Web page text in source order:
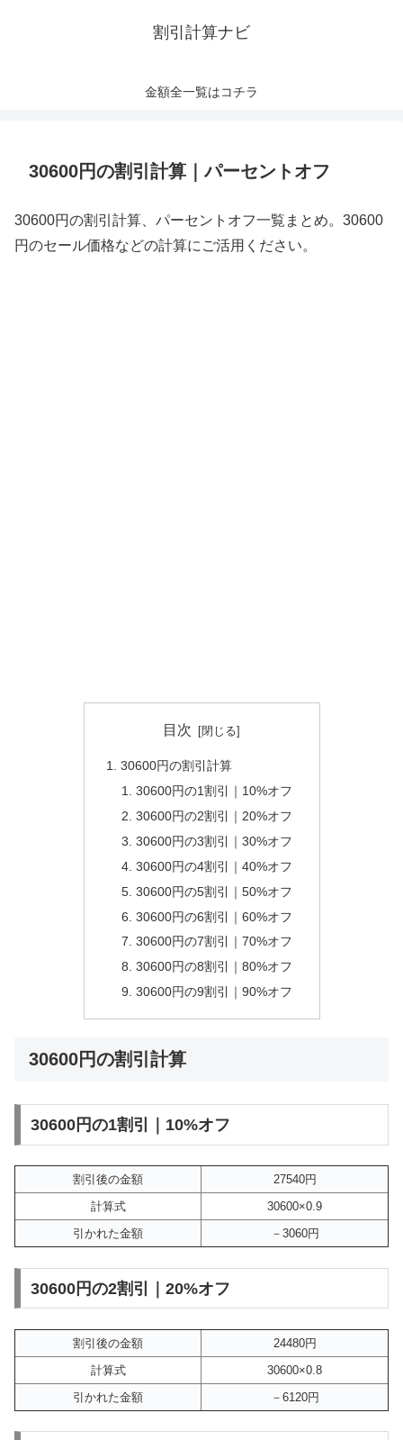
割引計算ナビ
金額全一覧はコチラ
30600円の割引計算｜パーセントオフ
30600円の割引計算、パーセントオフ一覧まとめ。30600
円のセール価格などの計算にご活用ください。
目次
30600円の割引計算
30600円の1割引｜10%オフ
30600円の2割引｜20%オフ
30600円の3割引｜30%オフ
30600円の4割引｜40%オフ
30600円の5割引｜50%オフ
30600円の6割引｜60%オフ
30600円の7割引｜70%オフ
30600円の8割引｜80%オフ
30600円の9割引｜90%オフ
30600円の割引計算
30600円の1割引｜10%オフ
割引後の金額
27540円
計算式
30600×0.9
引かれた金額
－3060円
30600円の2割引｜20%オフ
割引後の金額
24480円
計算式
30600×0.8
引かれた金額
－6120円